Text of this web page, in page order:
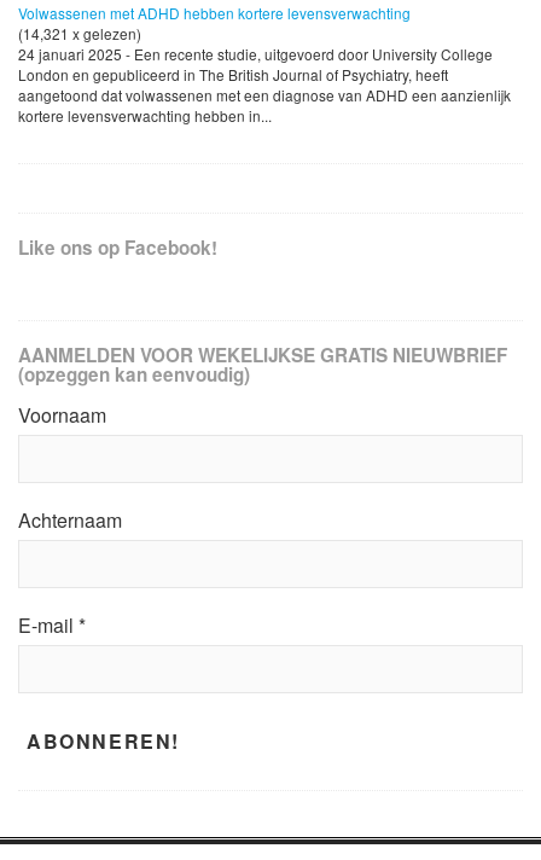
Volwassenen met ADHD hebben kortere levensverwachting
(14,321 x gelezen)
24 januari 2025 - Een recente studie, uitgevoerd door University College
London en gepubliceerd in The British Journal of Psychiatry, heeft
aangetoond dat volwassenen met een diagnose van ADHD een aanzienlijk
kortere levensverwachting hebben in...
Like ons op Facebook!
AANMELDEN VOOR WEKELIJKSE GRATIS NIEUWBRIEF
(opzeggen kan eenvoudig)
Voornaam
Achternaam
E-mail *